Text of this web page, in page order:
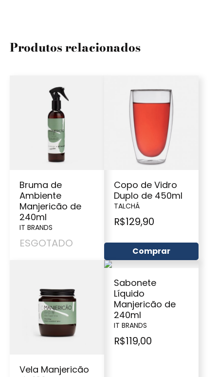
Produtos relacionados
Bruma de
Ambiente
Manjericão de
240ml
IT BRANDS
ESGOTADO
Copo de Vidro
Duplo de 450ml
TALCHÁ
R$129,90
Comprar
Vela Manjericão
Sabonete
Líquido
Manjericão de
240ml
IT BRANDS
R$119,00